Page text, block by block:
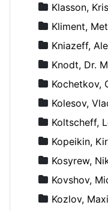
Klasson,
Kliment,
Kniazeff,
Knodt, Dr.
Kochetkov,
Kolesov,
Koltscheff,
Kopeikin,
Kosyrew,
Kovshov,
Kozlov,